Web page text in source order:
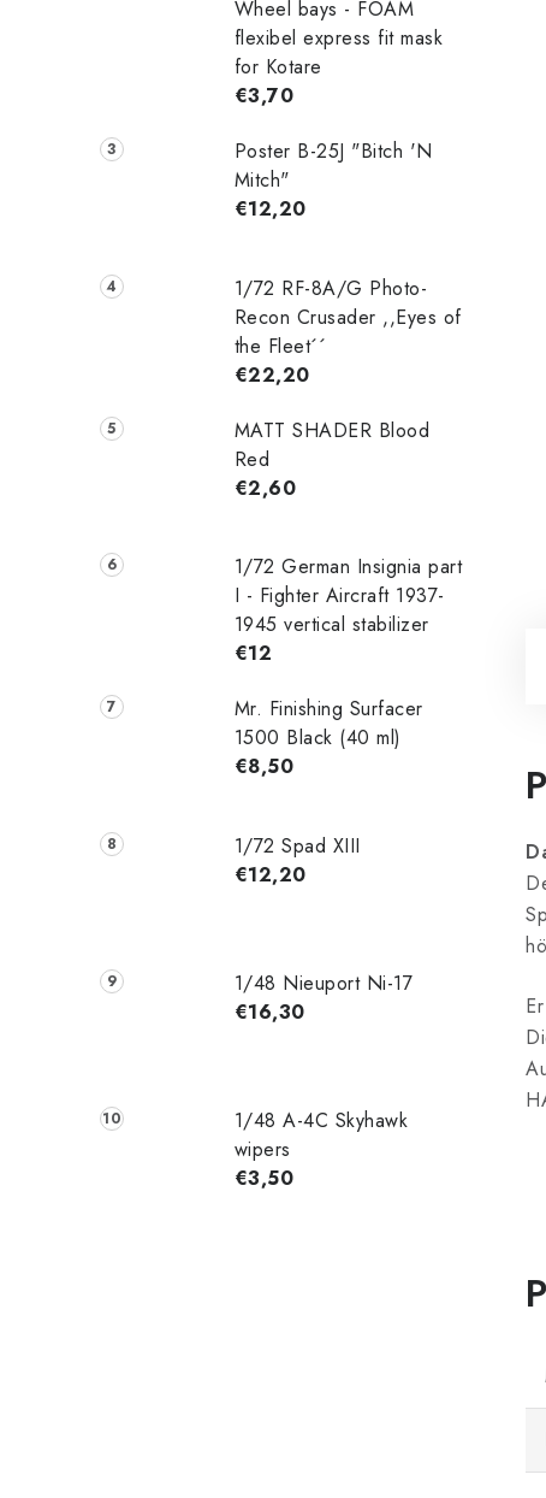
Wheel bays - FOAM
flexibel express fit mask
for Kotare
€3,70
Poster B-25J "Bitch 'N
Mitch"
€12,20
1/72 RF-8A/G Photo-
Recon Crusader ,,Eyes of
the Fleet´´
€22,20
MATT SHADER Blood
Red
€2,60
1/72 German Insignia part
I - Fighter Aircraft 1937-
1945 vertical stabilizer
€12
Mr. Finishing Surfacer
1500 Black (40 ml)
€8,50
1/72 Spad XIII
€12,20
1/48 Nieuport Ni-17
€16,30
1/48 A-4C Skyhawk
wipers
€3,50